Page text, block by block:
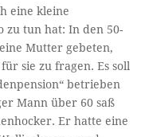
eine kleine
zu tun hat: In den 50-
Mutter gebeten,
sie zu fragen. Es soll
betrieben
Mann über 60 saß
Er hatte eine